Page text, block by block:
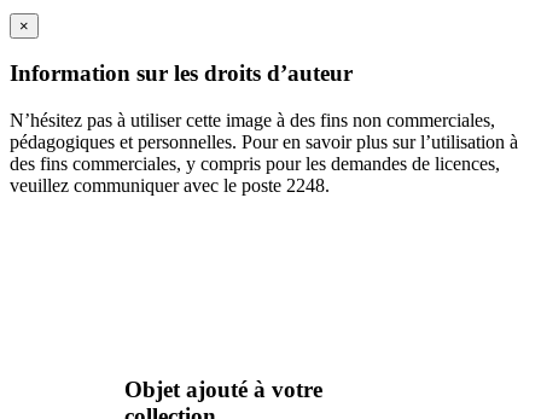
×
Information sur les droits d’auteur
N’hésitez pas à utiliser cette image à des fins non commerciales,
pédagogiques et personnelles. Pour en savoir plus sur l’utilisation à
des fins commerciales, y compris pour les demandes de licences,
veuillez communiquer avec le poste 2248.
Objet ajouté à votre